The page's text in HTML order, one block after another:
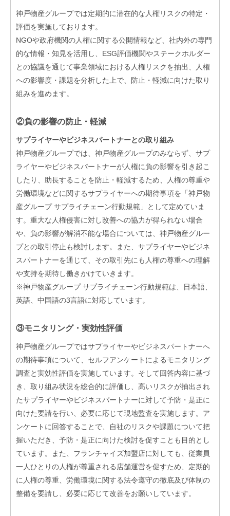
神戸物産グループでは定期的に潜在的な人権リスクの特定・
評価を実施しております。
NGOや政府機関の人権に関する公開情報など、社内外の専門
的な情報・知見を活用し、ESG評価機関やステークホルダー
との協議を通じて事業領域における人権リスクを抽出、人権
への影響度・課題を分析した上で、防止・軽減に向けた取り
組みを進めます。
②負の影響の防止・軽減
サプライヤーやビジネスパートナーとの取り組み
神戸物産グループでは、神戸物産グループのみならず、サプ
ライヤーやビジネスパートナーが人権に負の影響を引き起こ
したり、助長することを防止・軽減するため、人権の尊重や
労働環境などに関するサプライヤーへの期待事項を「神戸物
産グループ サプライチェーン行動規範」として定めていま
す。重大な人権侵害に対し改善への協力が得られない場合
や、負の影響が解消不能な場合については、神戸物産グルー
プとの取引停止も検討します。また、サプライヤーやビジネ
スパートナーを通じて、その取引先にも人権の尊重への理解
や支持を期待し働きかけていきます。
※神戸物産グループ サプライチェーン行動規範は、日本語、
英語、中国語の3言語に対応しています。
③モニタリング・実効性評価
神戸物産グループではサプライヤーやビジネスパートナーへ
の期待事項について、セルフアンケートによるモニタリング
調査と実効性評価を実施しています。そして回答内容に基づ
き、取り組み状況を総合的に評価し、高いリスクが抽出され
たサプライヤーやビジネスパートナーに対して予防・是正に
向けた要請を行い、必要に応じて現地監査を実施します。ア
ンケートに回答することで、自社のリスクや課題について把
握いただき、予防・是正に向けた検討を促すことも目的とし
ています。また、フランチャイズ加盟店に対しても、従業員
一人ひとりの人権が尊重される店舗運営を促すため、定期的
に人権の尊重、労働環境に関する法令遵守の徹底及び体制の
整備を要請し、必要に応じて改善をお願いしています。